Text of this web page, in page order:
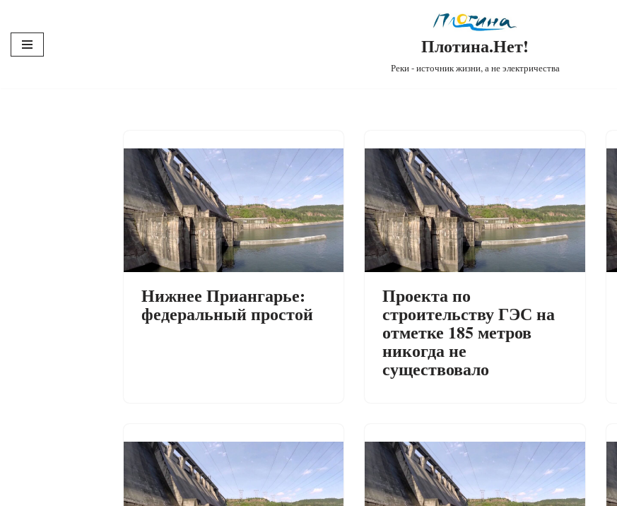
Перейти
к
Плотина.Нет!
Реки - источник жизни, а не электричества
Нижнее Приангарье:
федеральный простой
Проекта по
строительству ГЭС на
отметке 185 метров
никогда не
существовало